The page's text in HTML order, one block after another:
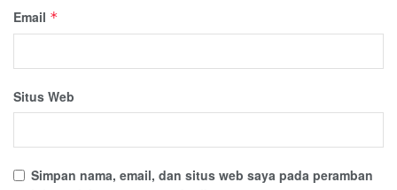
Email *
Situs Web
Simpan nama, email, dan situs web saya pada peramban